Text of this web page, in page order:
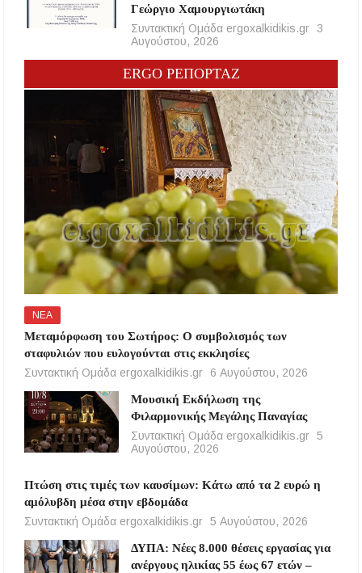
Γεώργιο Χαμουργιωτάκη
Συντακτική Ομάδα ergoxalkidikis.gr 3
Αυγούστου, 2026
ERGO ΡΕΠΟΡΤΑΖ
ΝΕΑ
Μεταμόρφωση του Σωτήρος: Ο συμβολισμός των
σταφυλιών που ευλογούνται στις εκκλησίες
Συντακτική Ομάδα ergoxalkidikis.gr
6 Αυγούστου, 2026
Μουσική Εκδήλωση της
Φιλαρμονικής Μεγάλης Παναγίας
Συντακτική Ομάδα ergoxalkidikis.gr 5
Αυγούστου, 2026
Πτώση στις τιμές των καυσίμων: Κάτω από τα 2 ευρώ η
αμόλυβδη μέσα στην εβδομάδα
Συντακτική Ομάδα ergoxalkidikis.gr 5 Αυγούστου, 2026
ΔΥΠΑ: Νέες 8.000 θέσεις εργασίας για
ανέργους ηλικίας 55 έως 67 ετών –